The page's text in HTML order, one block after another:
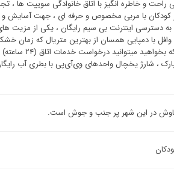
راحت و خاطره انگیز با اتاق خانوادگی سوییت ها ،
دسترسی اینترنت بی سیم رایگان ، یکی از مزیت
با دمپایی همسان از بهترین متریال که
استحمام و استراحتی
، شارژ یخچال واحدهای وی‌آی‌پی با بطری آب
کاوش در این شهر پر جنب و جوش است.